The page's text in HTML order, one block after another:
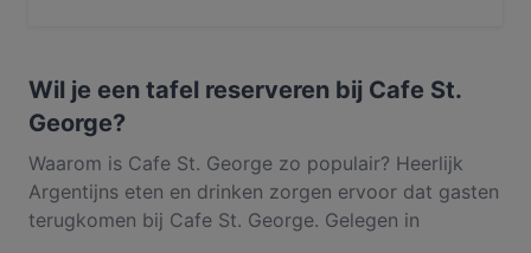
Wil je een tafel reserveren bij Cafe St.
George?
Waarom is Cafe St. George zo populair? Heerlijk
Argentijns eten en drinken zorgen ervoor dat gasten
terugkomen bij Cafe St. George. Gelegen in